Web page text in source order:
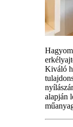
Kiváló
alapján